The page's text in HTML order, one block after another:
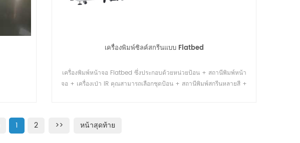
เครื่องพิมพ์ซิลค์สกรีนแบบ Flatbed
เครื่องพิมพ์หน้าจอ Flatbed ซึ่งประกอบด้วยหน่วยป้อน + สถานีพิมพ์หน้า
จอ + เครื่องเป่า IR คุณสามารถเลือกชุดป้อน + สถานีพิมพ์สกรีนหลายสี +
1 2 >> หน้าสุดท้าย